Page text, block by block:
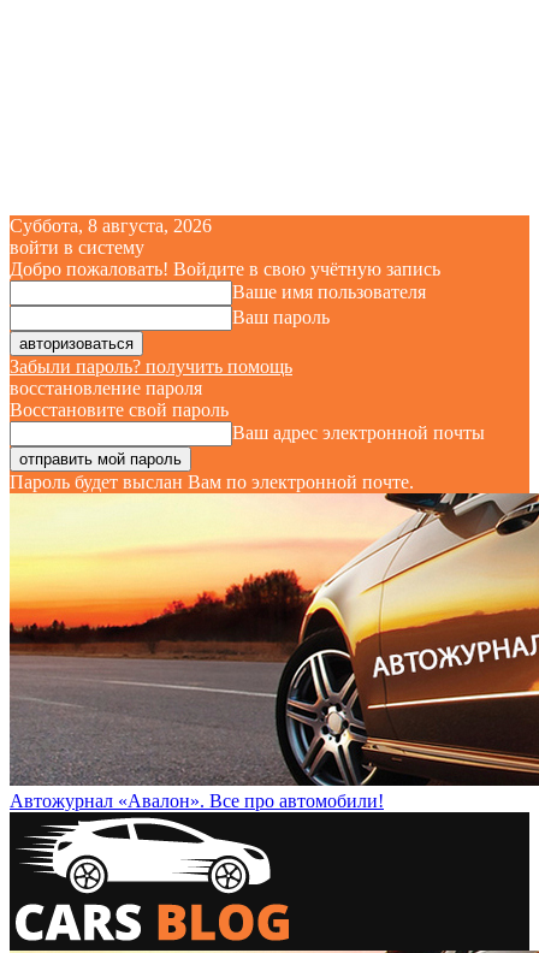
Суббота, 8 августа, 2026
войти в систему
Добро пожаловать! Войдите в свою учётную запись
Ваше имя пользователя
Ваш пароль
Забыли пароль? получить помощь
восстановление пароля
Восстановите свой пароль
Ваш адрес электронной почты
Пароль будет выслан Вам по электронной почте.
Автожурнал «Авалон». Все про автомобили!